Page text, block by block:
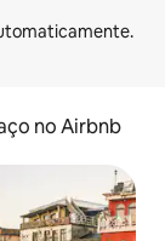
no Airbnb